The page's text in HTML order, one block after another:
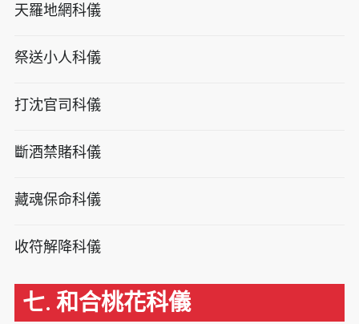
天羅地網科儀
祭送小人科儀
打沈官司科儀
斷酒禁賭科儀
藏魂保命科儀
收符解降科儀
七. 和合桃花科儀